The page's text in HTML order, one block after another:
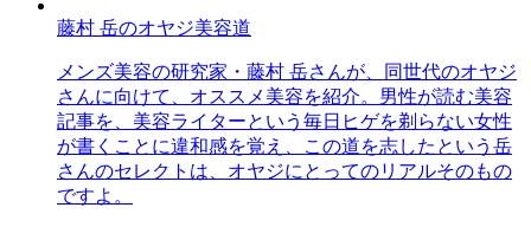
藤村 岳のオヤジ美容道
メンズ美容の研究家・藤村 岳さんが、同世代のオヤジ
さんに向けて、オススメ美容を紹介。男性が読む美容
記事を、美容ライターという毎日ヒゲを剃らない女性
が書くことに違和感を覚え、この道を志したという岳
さんのセレクトは、オヤジにとってのリアルそのもの
ですよ。